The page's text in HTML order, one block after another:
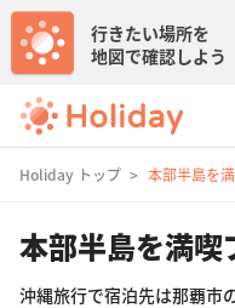
行きたい場所を
地図で確認しよう
Holiday トップ 本部半島を
本部半島を満
沖縄旅行で宿泊先は那覇市